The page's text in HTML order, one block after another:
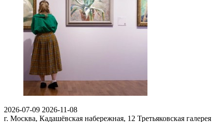
2026-07-09 2026-11-08
г. Москва, Кадашёвская набережная, 12 Третьяковская галерея